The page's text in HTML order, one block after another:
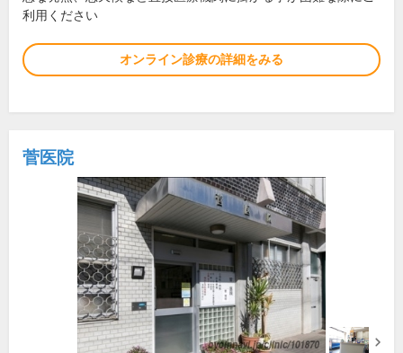
利用ください
オンライン診療の詳細をみる
菅医院